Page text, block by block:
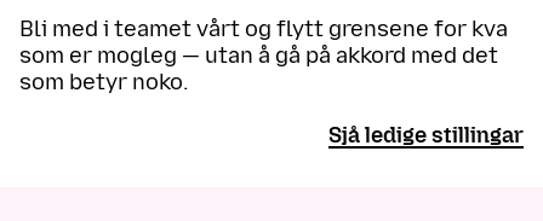
Bli med i teamet vårt og flytt grensene for kva
som er mogleg — utan å gå på akkord med det
som betyr noko.
Sjå ledige stillingar